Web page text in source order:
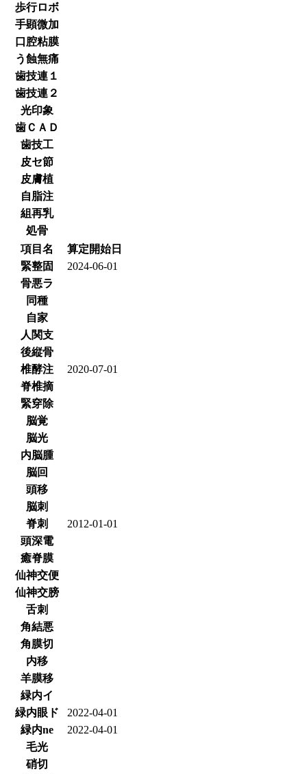
歩行ロボ
手顕微加
口腔粘膜
う蝕無痛
歯技連１
歯技連２
光印象
歯ＣＡＤ
歯技工
皮セ節
皮膚植
自脂注
組再乳
処骨
項目名
算定開始日
緊整固
2024-06-01
骨悪ラ
同種
自家
人関支
後縦骨
椎酵注
2020-07-01
脊椎摘
緊穿除
脳覚
脳光
内脳腫
脳回
頭移
脳刺
脊刺
2012-01-01
頭深電
癒脊膜
仙神交便
仙神交膀
舌刺
角結悪
角膜切
内移
羊膜移
緑内イ
緑内眼ド
2022-04-01
緑内ne
2022-04-01
毛光
硝切